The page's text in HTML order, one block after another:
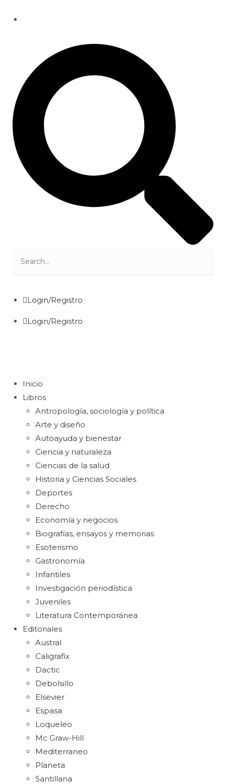
Login/Registro
Login/Registro
Inicio
Libros
Antropología, sociología y política
Arte y diseño
Autoayuda y bienestar
Ciencia y naturaleza
Ciencias de la salud
Historia y Ciencias Sociales
Deportes
Derecho
Economía y negocios
Biografías, ensayos y memorias
Esoterismo
Gastronomía
Infantiles
Investigación periodística
Juveniles
Literatura Contemporánea
Editoriales
Austral
Caligrafix
Dactic
Debolsillo
Elsevier
Espasa
Loqueleo
Mc Graw-Hill
Mediterraneo
Planeta
Santillana